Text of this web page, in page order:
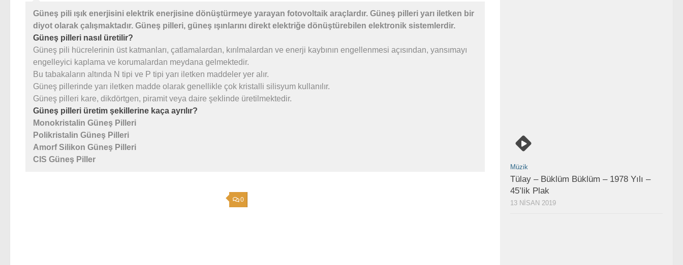
Güneş pili ışık enerjisini elektrik enerjisine dönüştürmeye yarayan fotovoltaik araçlardır. Güneş pilleri yarı iletken bir
diyot olarak çalışmaktadır. Güneş pilleri, güneş ışınlarını direkt elektriğe dönüştürebilen elektronik sistemlerdir.
Güneş pilleri nasıl üretilir?
Güneş pili hücrelerinin üst katmanları, çatlamalardan, kırılmalardan ve enerji kaybının engellenmesi açısından, yansımayı
engelleyici kaplama ve korumalardan meydana gelmektedir.
Bu tabakaların altında N tipi ve P tipi yarı iletken maddeler yer alır.
Güneş pillerinde yarı iletken madde olarak genellikle çok kristalli silisyum kullanılır.
Güneş pilleri kare, dikdörtgen, piramit veya daire şeklinde üretilmektedir.
Güneş pilleri üretim şekillerine kaça ayrılır?
Monokristalin Güneş Pilleri
Polikristalin Güneş Pilleri
Amorf Silikon Güneş Pilleri
CIS Güneş Piller
0
Müzik
Tülay – Büklüm Büklüm – 1978 Yılı –
45’lik Plak
13 NISAN 2019